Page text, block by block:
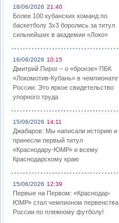
18/06/2026 21:40
Более 100 кубанских команд по
баскетболу 3х3 боролись за титул
сильнейших в академии «Локо»
16/06/2026 10:15
Дмитрий Пирог – о «бронзе» ПБК
«Локомотив-Кубань» в чемпионате
России: Это яркое свидетельство
упорного труда
15/06/2026 14:11
Джабаров: Мы написали историю и
принесли первый титул
«Краснодару-ЮМР» и всему
Краснодарскому краю
15/06/2026 12:39
Первые на Первом: «Краснодар-
ЮМР» стал чемпионом первенства
России по пляжному футболу!